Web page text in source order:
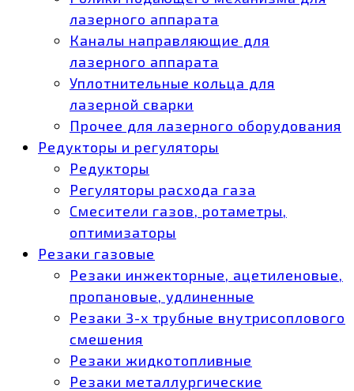
лазерного аппарата
Каналы направляющие для
лазерного аппарата
Уплотнительные кольца для
лазерной сварки
Прочее для лазерного оборудования
Редукторы и регуляторы
Редукторы
Регуляторы расхода газа
Смесители газов, ротаметры,
оптимизаторы
Резаки газовые
Резаки инжекторные, ацетиленовые,
пропановые, удлиненные
Резаки 3-х трубные внутрисоплового
смешения
Резаки жидкотопливные
Резаки металлургические